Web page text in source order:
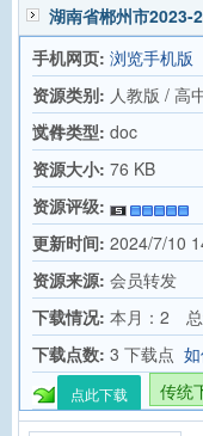
湖南省郴州市2023-
手机网页: 浏览手机版
资源类别: 人教版 / 高
试卷
文件类型: doc
资源大小: 76 KB
资源评级:
更新时间: 2024/7/10
资源来源: 会员转发
下载情况: 本月：2
下载点数: 3 下载点
点此下载 传统